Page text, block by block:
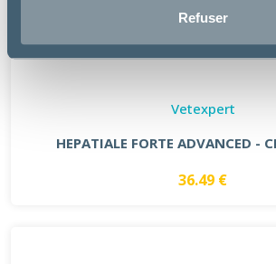
Refuser
Vetexpert
HEPATIALE FORTE ADVANCED -
36.49 €